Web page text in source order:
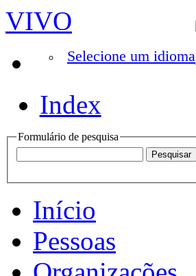
VIVO
Selecione um idioma
Index
Formulário de pesquisa
Início
Pessoas